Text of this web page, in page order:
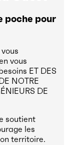
poche pour
vous
ET DES
NOTRE
DE
soutient
les
territoire.